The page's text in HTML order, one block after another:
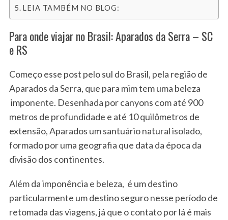
LEIA TAMBÉM NO BLOG:
Para onde viajar no Brasil: Aparados da Serra – SC
e RS
Começo esse post pelo sul do Brasil, pela região de
Aparados da Serra, que para mim tem uma beleza
imponente. Desenhada por canyons com até 900
metros de profundidade e até 10 quilômetros de
extensão, Aparados um santuário natural isolado,
formado por uma geografia que data da época da
divisão dos continentes.
Além da imponência e beleza, é um destino
particularmente um destino seguro nesse período de
retomada das viagens, já que o contato por lá é mais